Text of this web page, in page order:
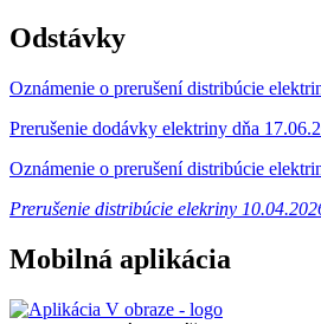
Odstávky
Oznámenie o prerušení distribúcie
Prerušenie dodávky elektriny dňa
Oznámenie o prerušení distribúcie
Prerušenie distribúcie elekriny
Mobilná aplikácia